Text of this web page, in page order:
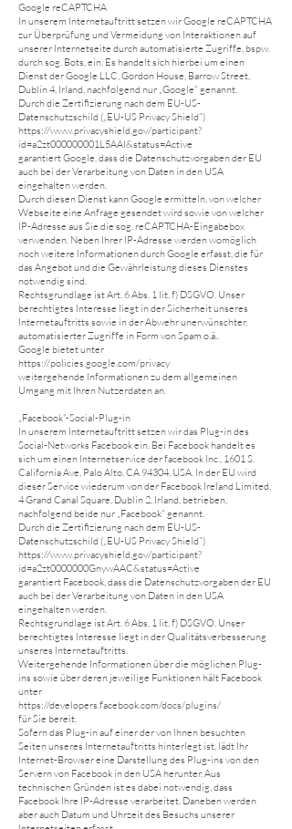
Google reCAPTCHA
In unserem Internetauftritt setzen wir Google reCAPTCHA
zur Überprüfung und Vermeidung von Interaktionen auf
unserer Internetseite durch automatisierte Zugriffe, bspw.
durch sog. Bots, ein. Es handelt sich hierbei um einen
Dienst der Google LLC, Gordon House, Barrow Street,
Dublin 4, Irland, nachfolgend nur „Google“ genannt.
Durch die Zertifizierung nach dem EU-US-
Datenschutzschild („EU-US Privacy Shield“)
https://www.privacyshield.gov/participant?
id=a2zt000000001L5AAI&status=Active
garantiert Google, dass die Datenschutzvorgaben der EU
auch bei der Verarbeitung von Daten in den USA
eingehalten werden.
Durch diesen Dienst kann Google ermitteln, von welcher
Webseite eine Anfrage gesendet wird sowie von welcher
IP-Adresse aus Sie die sog. reCAPTCHA-Eingabebox
verwenden. Neben Ihrer IP-Adresse werden womöglich
noch weitere Informationen durch Google erfasst, die für
das Angebot und die Gewährleistung dieses Dienstes
notwendig sind.
Rechtsgrundlage ist Art. 6 Abs. 1 lit. f) DSGVO. Unser
berechtigtes Interesse liegt in der Sicherheit unseres
Internetauftritts sowie in der Abwehr unerwünschter,
automatisierter Zugriffe in Form von Spam o.ä..
Google bietet unter
https://policies.google.com/privacy
weitergehende Informationen zu dem allgemeinen
Umgang mit Ihren Nutzerdaten an.
„Facebook“-Social-Plug-in
In unserem Internetauftritt setzen wir das Plug-in des
Social-Networks Facebook ein. Bei Facebook handelt es
sich um einen Internetservice der facebook Inc., 1601 S.
California Ave, Palo Alto, CA 94304, USA. In der EU wird
dieser Service wiederum von der Facebook Ireland Limited,
4 Grand Canal Square, Dublin 2, Irland, betrieben,
nachfolgend beide nur „Facebook“ genannt.
Durch die Zertifizierung nach dem EU-US-
Datenschutzschild („EU-US Privacy Shield“)
https://www.privacyshield.gov/participant?
id=a2zt0000000GnywAAC&status=Active
garantiert Facebook, dass die Datenschutzvorgaben der EU
auch bei der Verarbeitung von Daten in den USA
eingehalten werden.
Rechtsgrundlage ist Art. 6 Abs. 1 lit. f) DSGVO. Unser
berechtigtes Interesse liegt in der Qualitätsverbesserung
unseres Internetauftritts.
Weitergehende Informationen über die möglichen Plug-
ins sowie über deren jeweilige Funktionen hält Facebook
unter
https://developers.facebook.com/docs/plugins/
für Sie bereit.
Sofern das Plug-in auf einer der von Ihnen besuchten
Seiten unseres Internetauftritts hinterlegt ist, lädt Ihr
Internet-Browser eine Darstellung des Plug-ins von den
Servern von Facebook in den USA herunter. Aus
technischen Gründen ist es dabei notwendig, dass
Facebook Ihre IP-Adresse verarbeitet. Daneben werden
aber auch Datum und Uhrzeit des Besuchs unserer